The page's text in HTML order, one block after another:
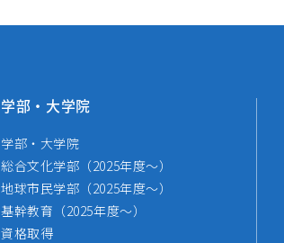
学部・大学院
学部・大学院
総合文化学部（2025年度～）
地球市民学部（2025年度～）
基幹教育（2025年度～）
資格取得